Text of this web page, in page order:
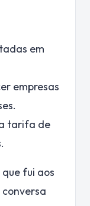
em
empresas
tarifa de
fui aos